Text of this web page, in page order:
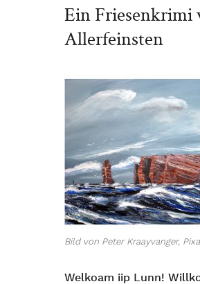
Ein Friesenkrimi
Allerfeinsten
Bild von Peter Kraayvanger,
Welkoam iip Lunn!